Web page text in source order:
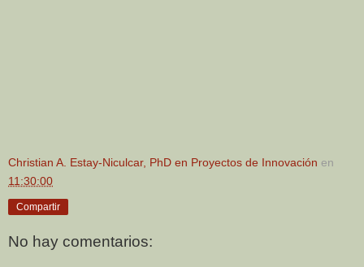
Christian A. Estay-Niculcar, PhD en Proyectos de Innovación en
11:30:00
Compartir
No hay comentarios: